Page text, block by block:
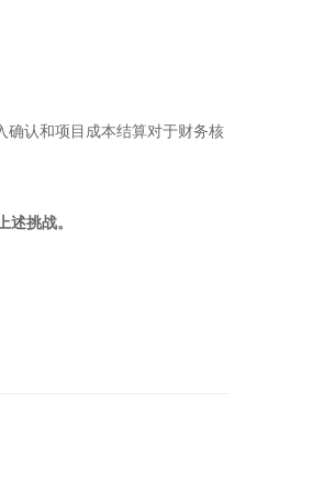
确认和项目成本结算对于财务核
挑战。